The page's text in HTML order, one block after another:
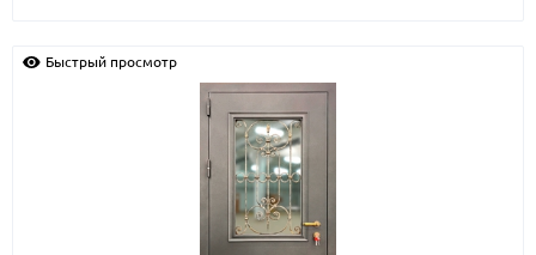
Быстрый просмотр